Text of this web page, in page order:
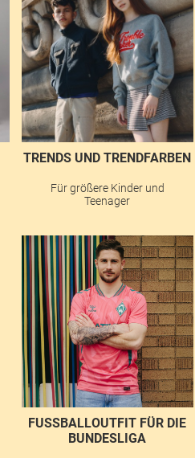
TRENDS UND TRENDFARBEN
Für größere Kinder und
Teenager
FUSSBALLOUTFIT FÜR DIE B
UNDESLIGA